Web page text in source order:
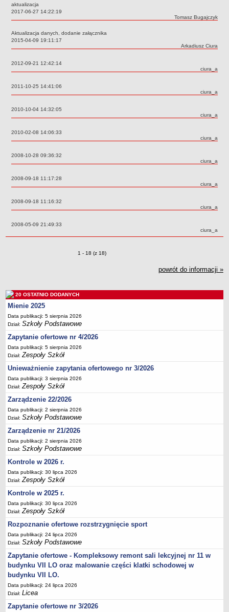
PORADNIE PSYCHOLOGICZNO-PEDAGOGICZNE
Zespół Poradni
BIURO FINANSÓW OŚWIATY
Dane podstawowe
Godziny dyżurów
Ogłoszenia
Zarządzenia
Kontrole
Sprawozdania
Deklaracja dostępności
DEKLARACJA DOSTĘPNOŚCI
aktualizacja
Data:
2017-06-27 14:22:19
Autor:
Tomasz Bugajczyk
Aktualizacja danych, dodanie załącznika
Data:
2015-04-09 19:11:17
Autor:
Arkadiusz Ciura
Data:
2012-09-21 12:42:14
Autor:
ciura_a
Data:
2011-10-25 14:41:06
Autor:
ciura_a
Data:
2010-10-04 14:32:05
Autor:
ciura_a
Data:
2010-02-08 14:06:33
Autor:
ciura_a
Data:
2008-10-28 09:36:32
Autor:
ciura_a
Data:
2008-09-18 11:17:28
Autor:
ciura_a
Data:
2008-09-18 11:16:32
Autor:
ciura_a
Data:
2008-05-09 21:49:33
Autor:
ciura_a
Zmiany o pozycjach
1 - 18 (z 18)
powrót do informacji »
20 OSTATNIO DODANYCH
Mienie 2025
Data publikacji: 5 sierpnia 2026
Dział:Szkoły Podstawowe
Zapytanie ofertowe nr 4/2026
Data publikacji: 5 sierpnia 2026
Dział:Zespoły Szkół
Unieważnienie zapytania ofertowego nr 3/2026
Data publikacji: 3 sierpnia 2026
Dział:Zespoły Szkół
Zarządzenie 22/2026
Data publikacji: 2 sierpnia 2026
Dział:Szkoły Podstawowe
Zarządzenie nr 21/2026
Data publikacji: 2 sierpnia 2026
Dział:Szkoły Podstawowe
Kontrole w 2026 r.
Data publikacji: 30 lipca 2026
Dział:Zespoły Szkół
Kontrole w 2025 r.
Data publikacji: 30 lipca 2026
Dział:Zespoły Szkół
Rozpoznanie ofertowe rozstrzygnięcie sport
Data publikacji: 24 lipca 2026
Dział:Szkoły Podstawowe
Zapytanie ofertowe - Kompleksowy remont sali lekcyjnej nr 11 w
budynku VII LO oraz malowanie części klatki schodowej w
budynku VII LO.
Data publikacji: 24 lipca 2026
Dział:Licea
Zapytanie ofertowe nr 3/2026